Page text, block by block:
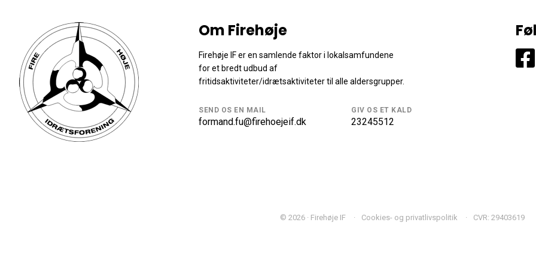
Om Firehøje
Firehøje IF er en samlende faktor i lokalsamfundene
for et bredt udbud af
fritidsaktiviteter/idrætsaktiviteter til alle aldersgrupper.
SEND OS EN MAIL
formand.fu@firehoejeif.dk
GIV OS ET KALD
23245512
© 2026 · Firehøje IF Cookies- og privatlivspolitik CVR: 29403619